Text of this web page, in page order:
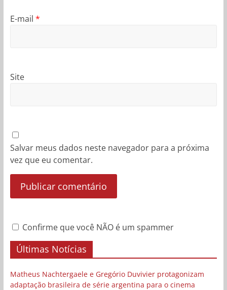
E-mail *
Site
Salvar meus dados neste navegador para a próxima
vez que eu comentar.
Confirme que você NÃO é um spammer
Últimas Notícias
Matheus Nachtergaele e Gregório Duvivier protagonizam
adaptação brasileira de série argentina para o cinema